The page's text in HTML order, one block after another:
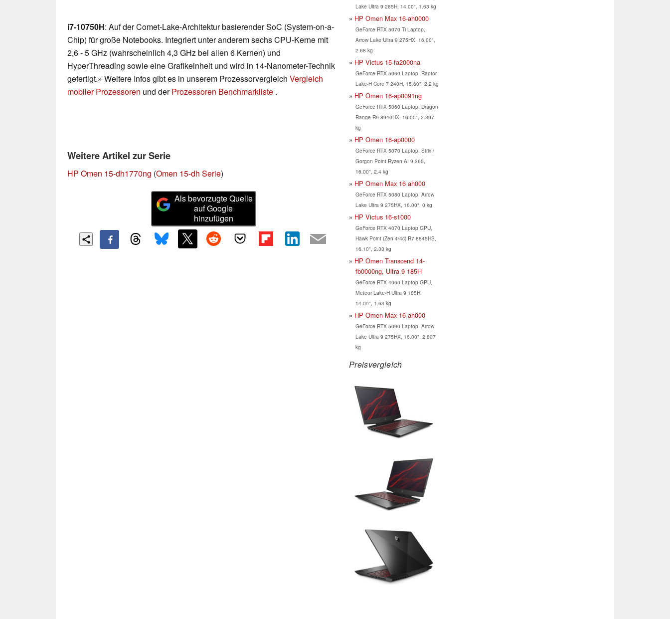
i7-10750H: Auf der Comet-Lake-Architektur basierender SoC (System-on-a-
Chip) für große Notebooks. Integriert unter anderem sechs CPU-Kerne mit
2,6 - 5 GHz (wahrscheinlich 4,3 GHz bei allen 6 Kernen) und
HyperThreading sowie eine Grafikeinheit und wird in 14-Nanometer-Technik
gefertigt.» Weitere Infos gibt es in unserem Prozessorvergleich Vergleich
mobiler Prozessoren und derProzessoren Benchmarkliste .
Weitere Artikel zur Serie
HP Omen 15-dh1770ng (Omen 15-dh Serie)
Als bevorzugte Quelle
auf Google
hinzufügen
Lake Ultra 9 285H, 14.00", 1.63 kg
HP Omen Max 16-ah0000
GeForce RTX 5070 Ti Laptop,
Arrow Lake Ultra 9 275HX, 16.00",
2.68 kg
HP Victus 15-fa2000na
GeForce RTX 5060 Laptop, Raptor
Lake-H Core 7 240H, 15.60", 2.2 kg
HP Omen 16-ap0091ng
GeForce RTX 5060 Laptop, Dragon
Range R9 8940HX, 16.00", 2.397
kg
HP Omen 16-ap0000
GeForce RTX 5070 Laptop, Strix /
Gorgon Point Ryzen AI 9 365,
16.00", 2.4 kg
HP Omen Max 16 ah000
GeForce RTX 5080 Laptop, Arrow
Lake Ultra 9 275HX, 16.00", 0 kg
HP Victus 16-s1000
GeForce RTX 4070 Laptop GPU,
Hawk Point (Zen 4/4c) R7 8845HS,
16.10", 2.33 kg
HP Omen Transcend 14-
fb0000ng, Ultra 9 185H
GeForce RTX 4060 Laptop GPU,
Meteor Lake-H Ultra 9 185H,
14.00", 1.63 kg
HP Omen Max 16 ah000
GeForce RTX 5090 Laptop, Arrow
Lake Ultra 9 275HX, 16.00", 2.807
kg
Preisvergleich